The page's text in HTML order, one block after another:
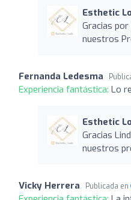
Esthetic
Gracias
nuestros
Fernanda Ledesma
Experiencia fantástica: Lo
Esthetic
Gracias
nuestros
Vicky Herrera Publicada en